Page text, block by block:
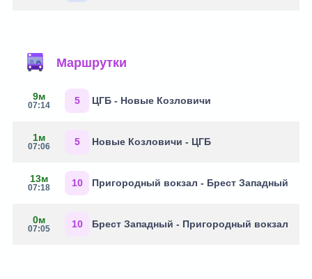
Маршрутки
9м
07:14 5 ЦГБ - Новые Козловичи
1м
07:06 5 Новые Козловичи - ЦГБ
13м
07:18 10 Пригородный вокзал - Брест Западный
0м
07:05 10 Брест Западный - Пригородный вокзал